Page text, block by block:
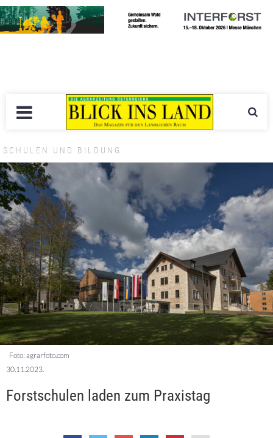
SCHULEN UND BILDUNG
Foto: agrarfoto.com
30.11.2023.
Forstschulen laden zum Praxistag